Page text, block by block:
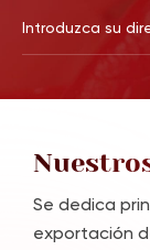
Se dedica
exportación